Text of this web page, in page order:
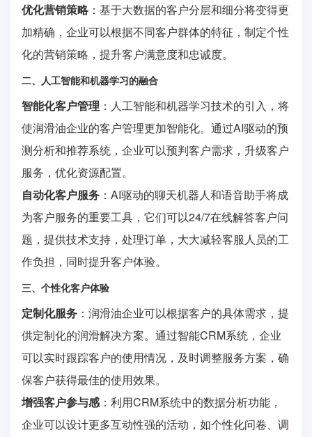
优化营销策略：基于大数据的客户分层和细分将变得更
加精确，企业可以根据不同客户群体的特征，制定个性
化的营销策略，提升客户满意度和忠诚度。
二、人工智能和机器学习的融合
智能化客户管理 ：人工智能和机器学习技术的引入，将
使润滑油企业的客户管理更加智能化。通过AI驱动的预
测分析和推荐系统，企业可以预判客户需求，升级客户
服务，优化资源配置。
自动化客户服务 ：AI驱动的聊天机器人和语音助手将成
为客户服务的重要工具，它们可以24/7在线解答客户问
题，提供技术支持，处理订单，大大减轻客服人员的工
作负担，同时提升客户体验。
三、个性化客户体验
定制化服务 ：润滑油企业可以根据客户的具体需求，提
供定制化的润滑解决方案。通过智能CRM系统，企业
可以实时跟踪客户的使用情况，及时调整服务方案，确
保客户获得最佳的使用效果。
增强客户参与感：利用CRM系统中的数据分析功能，
企业可以设计更多互动性强的活动，如个性化问卷、调